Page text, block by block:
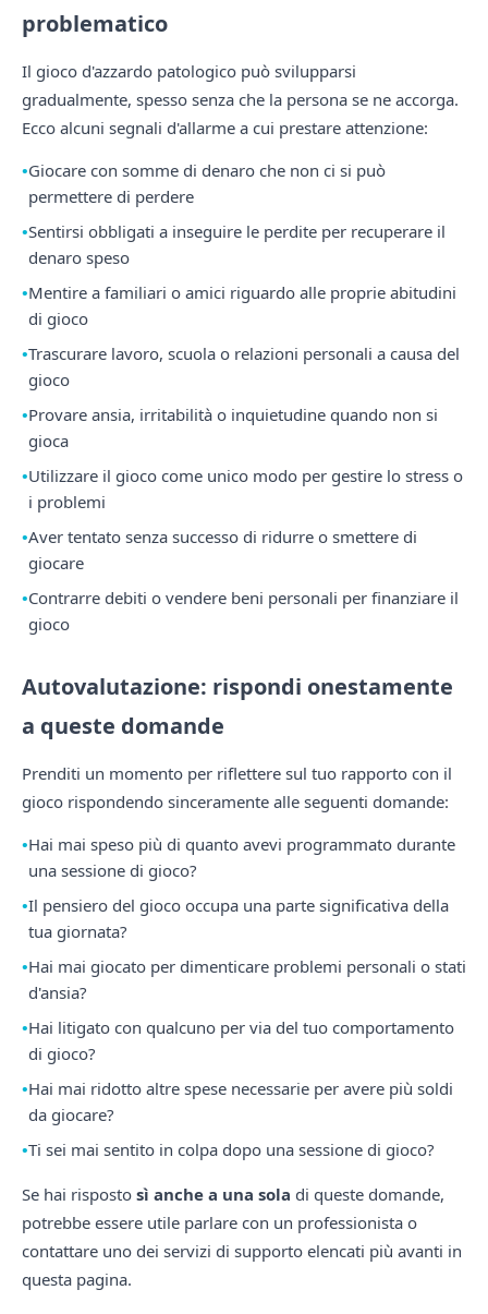
problematico
Il gioco d'azzardo patologico può svilupparsi
gradualmente, spesso senza che la persona se ne accorga.
Ecco alcuni segnali d'allarme a cui prestare attenzione:
Giocare con somme di denaro che non ci si può
permettere di perdere
Sentirsi obbligati a inseguire le perdite per recuperare il
denaro speso
Mentire a familiari o amici riguardo alle proprie abitudini
di gioco
Trascurare lavoro, scuola o relazioni personali a causa del
gioco
Provare ansia, irritabilità o inquietudine quando non si
gioca
Utilizzare il gioco come unico modo per gestire lo stress o
i problemi
Aver tentato senza successo di ridurre o smettere di
giocare
Contrarre debiti o vendere beni personali per finanziare il
gioco
Autovalutazione: rispondi onestamente
a queste domande
Prenditi un momento per riflettere sul tuo rapporto con il
gioco rispondendo sinceramente alle seguenti domande:
Hai mai speso più di quanto avevi programmato durante
una sessione di gioco?
Il pensiero del gioco occupa una parte significativa della
tua giornata?
Hai mai giocato per dimenticare problemi personali o stati
d'ansia?
Hai litigato con qualcuno per via del tuo comportamento
di gioco?
Hai mai ridotto altre spese necessarie per avere più soldi
da giocare?
Ti sei mai sentito in colpa dopo una sessione di gioco?
Se hai risposto sì anche a una sola di queste domande,
potrebbe essere utile parlare con un professionista o
contattare uno dei servizi di supporto elencati più avanti in
questa pagina.